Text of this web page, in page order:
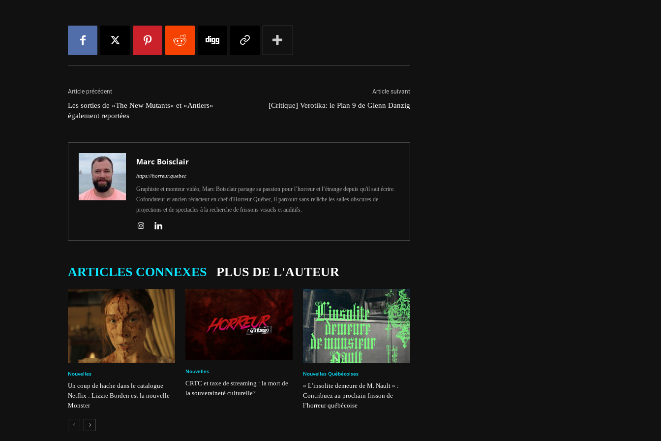
Article précédent
Les sorties de «The New Mutants» et «Antlers»
également reportées
Article suivant
[Critique] Verotika: le Plan 9 de Glenn Danzig
Marc Boisclair
https://horreur.quebec
Graphiste et monteur vidéo, Marc Boisclair partage sa passion pour l’horreur et l’étrange depuis qu'il sait écrire.
Cofondateur et ancien rédacteur en chef d'Horreur Québec, il parcourt sans relâche les salles obscures de
projections et de spectacles à la recherche de frissons visuels et auditifs.
ARTICLES CONNEXES PLUS DE L'AUTEUR
Nouvelles
Un coup de hache dans le catalogue
Netflix : Lizzie Borden est la nouvelle
Monster
Nouvelles
CRTC et taxe de streaming : la mort de
la souveraineté culturelle?
Nouvelles Québécoises
« L’insolite demeure de M. Nault » :
Contribuez au prochain frisson de
l’horreur québécoise